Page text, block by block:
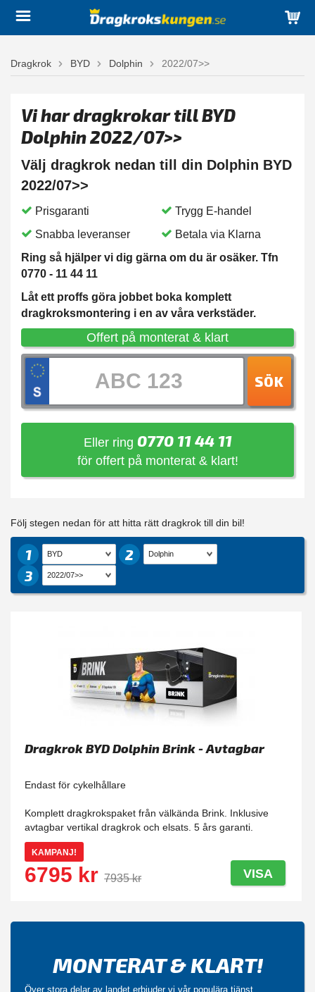
Dragkrok BYD Dolphin 2022/07>>
Vi har dragkrokar till BYD
Dolphin 2022/07>>
Välj dragkrok nedan till din Dolphin BYD
2022/07>>
Prisgaranti
Trygg E-handel
Snabba leveranser
Betala via Klarna
Ring så hjälper vi dig gärna om du är osäker. Tfn
0770 - 11 44 11
Låt ett proffs göra jobbet boka komplett
dragkroksmontering i en av våra verkstäder.
Offert på monterat & klart
SÖK
Eller ring 0770 11 44 11
för offert på monterat & klart!
Följ stegen nedan för att hitta rätt dragkrok till din bil!
1
2
3
Dragkrok BYD Dolphin Brink - Avtagbar
Endast för cykelhållare
Komplett dragkrokspaket från välkända Brink. Inklusive
avtagbar vertikal dragkrok och elsats. 5 års garanti.
KAMPANJ!
6795 kr 7935 kr VISA
MONTERAT & KLART!
Över stora delar av landet erbjuder vi vår populära tjänst